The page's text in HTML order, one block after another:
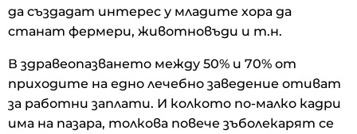
да създадат интерес у младите хора да
станат фермери, животновъди и т.н.
В здравеопазването между 50% и 70% от
приходите на едно лечебно заведение отиват
за работни заплати. И колкото по-малко кадри
има на пазара, толкова повече зъболекарят се